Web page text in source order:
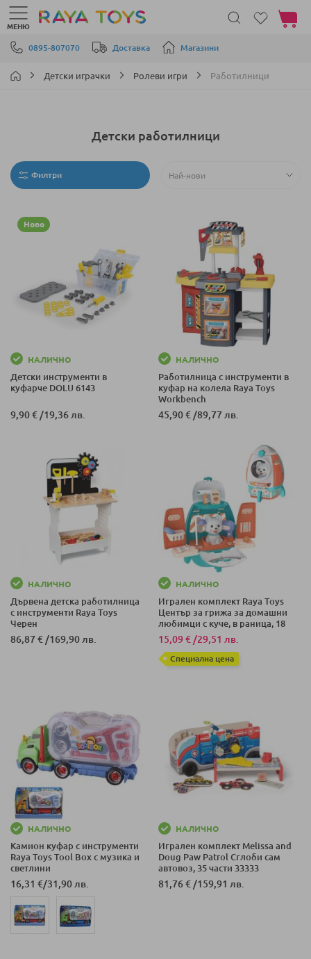
Прескачане към съдържанието
0895-807070 Доставка Магазини
МЕНЮ
Моята
Детски играчки Ролеви игри Работилници
Детски работилници
Филтри
Ново
НАЛИЧНО
Детски инструменти в
куфарче DOLU 6143
9,90 € /19,36 лв.
НАЛИЧНО
Работилница с инструменти в
куфар на колела Raya Toys
Workbench
45,90 € /89,77 лв.
НАЛИЧНО
Дървена детска работилница
с инструменти Raya Toys
Черен
86,87 € /169,90 лв.
НАЛИЧНО
Игрален комплект Raya Toys
Център за грижа за домашни
любимци с куче, в раница, 18
части
15,09 € /29,51 лв.
Специална цена
НАЛИЧНО
Камион куфар с инструменти
Raya Toys Tool Box с музика и
светлини
16,31 €/31,90 лв.
НАЛИЧНО
Игрален комплект Melissa and
Doug Paw Patrol Сглоби сам
автовоз, 35 части 33333
81,76 €/159,91 лв.